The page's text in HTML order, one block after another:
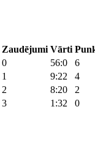
Zaudējumi Vārti
0 56:0
6
1 9:22
4
2 8:20
2
3 1:32 0